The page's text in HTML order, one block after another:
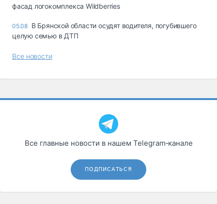
фасад логокомплекса Wildberries
05.08 В Брянской области осудят водителя, погубившего
целую семью в ДТП
Все новости
Все главные новости в нашем Telegram‑канале
ПОДПИСАТЬСЯ